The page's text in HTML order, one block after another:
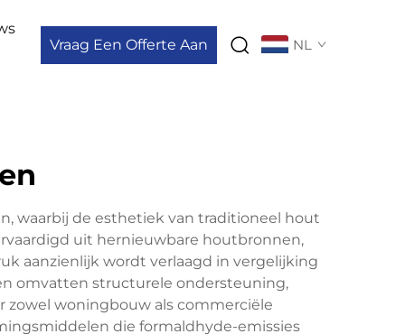
Vraag Een Offerte Aan NL
waarbij de esthetiek van traditioneel hout
uit hernieuwbare houtbronnen,
aanzienlijk wordt verlaagd in vergelijking
omvatten structurele ondersteuning,
zowel woningbouw als commerciële
die formaldhyde-emissies